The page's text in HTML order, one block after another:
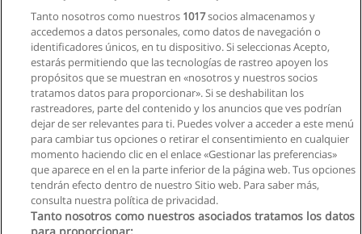
Universidad Andina Simón Bolívar
Solicita información
Maestría en Derecho Procesal
Universidad Andina Simón Bolívar
Solicita información
Tanto nosotros como nuestros 1017socios almacenamos y
accedemos a datos personales, como datos de navegación o
identificadores únicos, en tu dispositivo. Si seleccionas Acepto,
estarás permitiendo que las tecnologías de rastreo apoyen los
propósitos que se muestran en «nosotros y nuestros socios
tratamos datos para proporcionar». Si se deshabilitan los
rastreadores, parte del contenido y los anuncios que ves podrían
dejar de ser relevantes para ti. Puedes volver a acceder a este menú
para cambiar tus opciones o retirar el consentimiento en cualquier
momento haciendo clic en el enlace «Gestionar las preferencias»
que aparece en el en la parte inferior de la página web. Tus opciones
tendrán efecto dentro de nuestro Sitio web. Para saber más,
consulta nuestra política de privacidad.
Tanto nosotros como nuestros asociados tratamos los datos